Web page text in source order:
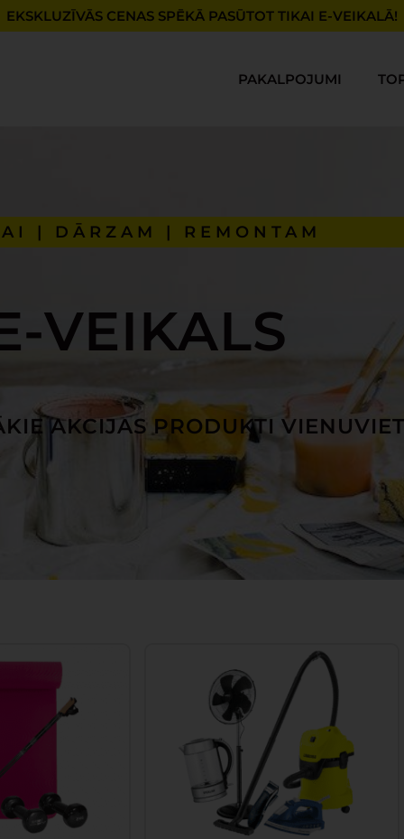
EKSKLUZĪVĀS CENAS SPĒKĀ PASŪTOT TIKAI E-VEIKALĀ!
PAKALPOJUMI
| DĀRZAM | REMONTAM
VEIKALS
AKCIJAS PRODUKTI